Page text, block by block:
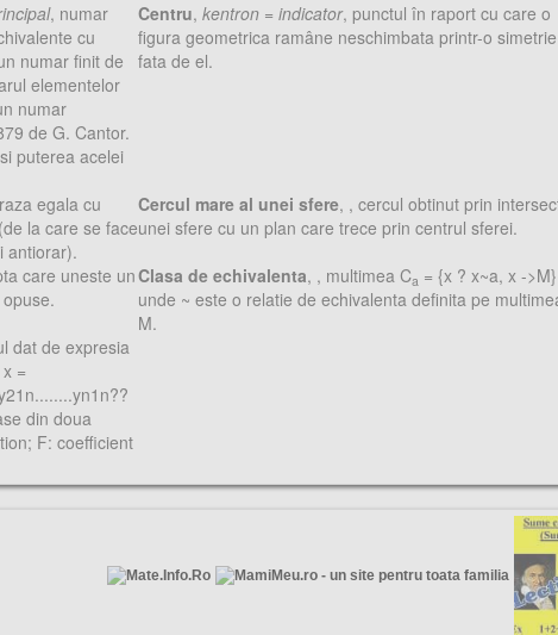
, numar
cu
numar finit de
elementelor
numar
de G. Cantor.
puterea acelei
Centru, kentron = indicator, punctul în raport cu care o
figura geometrica ramâne neschimbata printr-o simetrie
fata de el.
egala cu
la care se face
antiorar).
Cercul mare al unei sfere, , cercul obtinut prin
unei sfere cu un plan care trece prin centrul sferei.
care uneste unClasa de echivalenta, , multimea Ca = {x ? x~a, x ->M}
unde ~ este o relatie de echivalenta definita pe
M.
dat de expresia
=
din doua
F: coefficient